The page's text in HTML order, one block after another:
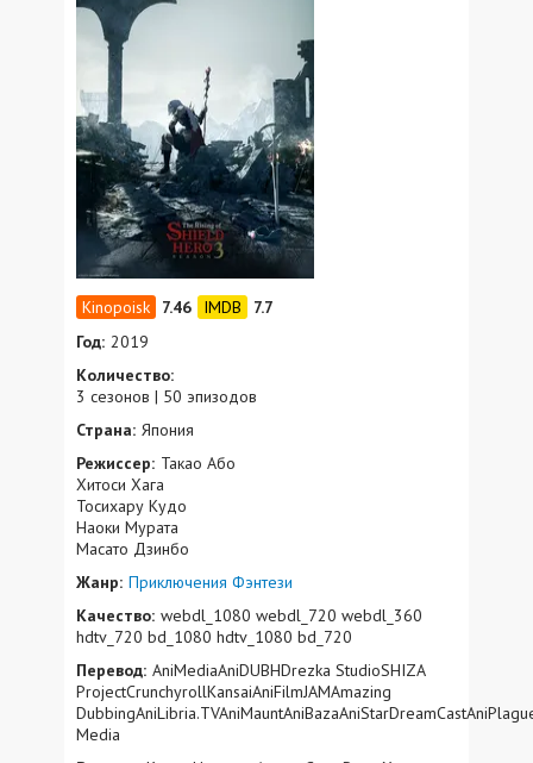
7.46
7.7
Год: 2019
Количество:
3 сезонов | 50 эпизодов
Страна: Япония
Режиссер: Такао Або
Хитоси Хага
Тосихару Кудо
Наоки Мурата
Масато Дзинбо
Жанр: Приключения Фэнтези
Качество: webdl_1080 webdl_720 webdl_360
hdtv_720 bd_1080 hdtv_1080 bd_720
Перевод: AniMediaAniDUBHDrezka StudioSHIZA
ProjectCrunchyrollKansaiAniFilmJAMAmazing
Media